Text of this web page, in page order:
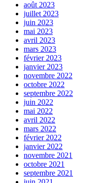
août 2023
juillet 2023
juin 2023
mai 2023
avril 2023
mars 2023
février 2023
janvier 2023
novembre 2022
octobre 2022
septembre 2022
juin 2022
mai 2022
avril 2022
mars 2022
février 2022
janvier 2022
novembre 2021
octobre 2021
septembre 2021